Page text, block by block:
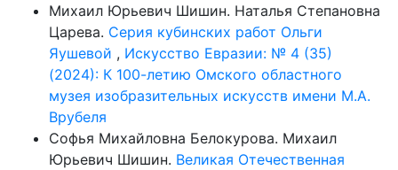
Михаил Юрьевич Шишин. Наталья Степановна
Царева. Серия кубинских работ Ольги
Яушевой , Искусство Евразии: № 4 (35)
(2024): К 100-летию Омского областного
музея изобразительных искусств имени М.А.
Врубеля
Софья Михайловна Белокурова. Михаил
Юрьевич Шишин. Великая Отечественная